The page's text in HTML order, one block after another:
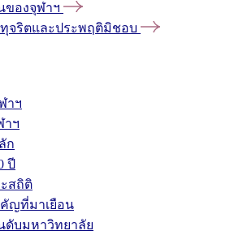
ของจุฬาฯ
ทุจริตและประพฤติมิชอบ
าฯ
าฯ
ก
ปี
สถิติ
ญที่มาเยือน
ดับมหาวิทยาลัย